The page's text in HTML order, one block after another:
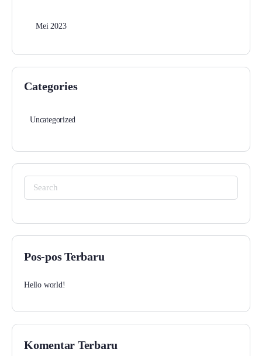
Mei 2023
Categories
Uncategorized
Pos-pos Terbaru
Hello world!
Komentar Terbaru